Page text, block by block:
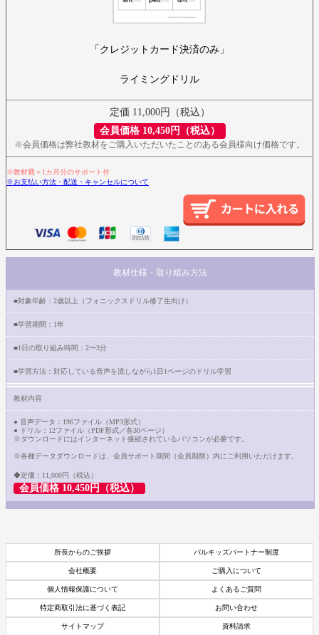
「クレジットカード決済のみ」
ライミングドリル
定価 11,000円（税込）
会員価格 10,450円（税込）
※会員価格は弊社教材をご購入いただいたことのある会員様向け価格です。
※教材費＋1カ月分のサポート付
※お支払い方法・配送・キャンセルについて
教材仕様・取り組み方法
■対象年齢：2歳以上（フォニックスドリル修了生向け）
■学習期間：1年
■1日の取り組み時間：2〜3分
■学習方法：対応している音声を流しながら1日1ページのドリル学習
教材内容
● 音声データ：196ファイル（MP3形式）
● ドリル：12ファイル（PDF形式／各30ページ）
※ダウンロードにはインターネット接続されているパソコンが必要です。
※各種データダウンロードは、会員サポート期間（会員期限）内にご利用いただけます。
◆定価：11,000円（税込）
会員価格 10,450円（税込）
所長からのご挨拶 パルキッズパートナー制度
会社概要 ご購入について
個人情報保護について よくあるご質問
特定商取引法に基づく表記 お問い合わせ
サイトマップ 資料請求